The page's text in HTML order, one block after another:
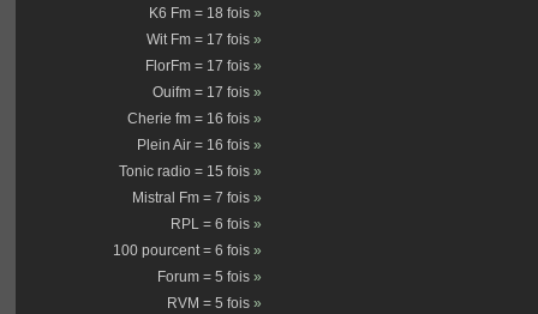
K6 Fm = 18 fois »
Wit Fm = 17 fois »
FlorFm = 17 fois »
Ouifm = 17 fois »
Cherie fm = 16 fois »
Plein Air = 16 fois »
Tonic radio = 15 fois »
Mistral Fm = 7 fois »
RPL = 6 fois »
100 pourcent = 6 fois »
Forum = 5 fois »
RVM = 5 fois »